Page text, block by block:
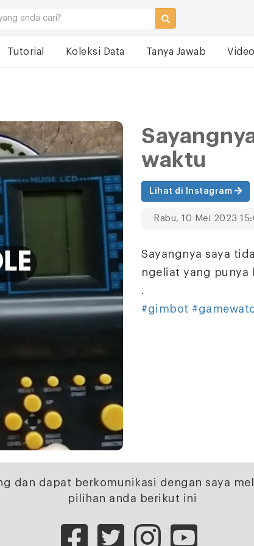
Tutorial Koleksi Data Tanya Jawab Video
waktu
Lihat di Instagram
Rabu, 10 Mei 2023
Sayangnya saya
ngeliat yang punya
.
#gimbot
dan dapat berkomunikasi dengan saya
pilihan anda berikut ini